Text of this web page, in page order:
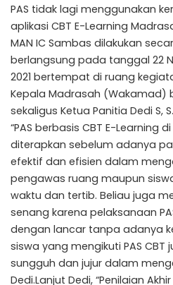
PAS tidak lagi menggunakan
aplikasi CBT E-Learning
MAN IC Sambas dilakukan
berlangsung pada tanggal 22
2021 bertempat di ruang
Kepala Madrasah (Wakamad)
sekaligus Ketua Panitia Dedi S,
“PAS berbasis CBT E-Learning
diterapkan sebelum adanya
efektif dan efisien dalam
pengawas ruang maupun
waktu dan tertib. Beliau juga
senang karena pelaksanaan
dengan lancar tanpa adanya
siswa yang mengikuti PAS
sungguh dan jujur dalam
Dedi.Lanjut Dedi, “Penilaian